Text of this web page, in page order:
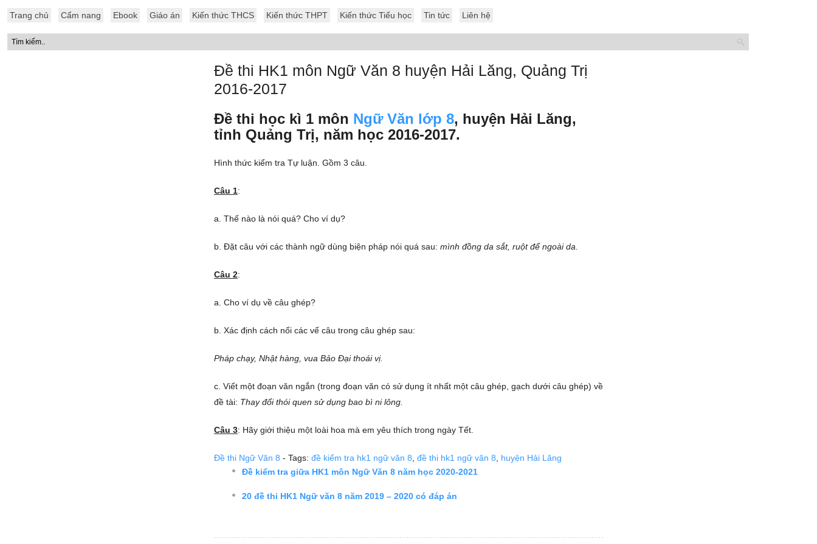
Trang chủ Cẩm nang Ebook Giáo án Kiến thức THCS Kiến thức THPT Kiến thức Tiểu học Tin tức Liên hệ
Đề thi HK1 môn Ngữ Văn 8 huyện Hải Lăng, Quảng Trị
2016-2017
Đề thi học kì 1 môn Ngữ Văn lớp 8, huyện Hải Lăng,
tỉnh Quảng Trị, năm học 2016-2017.
Hình thức kiểm tra Tự luận. Gồm 3 câu.
Câu 1:
a. Thế nào là nói quá? Cho ví dụ?
b. Đặt câu với các thành ngữ dùng biện pháp nói quá sau: mình đồng da sắt, ruột để ngoài da.
Câu 2:
a. Cho ví dụ về câu ghép?
b. Xác định cách nối các vế câu trong câu ghép sau:
Pháp chạy, Nhật hàng, vua Bảo Đại thoái vị.
c. Viết một đoạn văn ngắn (trong đoạn văn có sử dụng ít nhất một câu ghép, gạch dưới câu ghép) về
đề tài: Thay đổi thói quen sử dụng bao bì ni lông.
Câu 3: Hãy giới thiệu một loài hoa mà em yêu thích trong ngày Tết.
Đề thi Ngữ Văn 8 - Tags: đề kiểm tra hk1 ngữ văn 8 đề thi hk1 ngữ văn 8
huyện Hải Lăng
Đề kiểm tra giữa HK1 môn Ngữ Văn 8 năm học 2020-2021
20 đề thi HK1 Ngữ văn 8 năm 2019 – 2020 có đáp án